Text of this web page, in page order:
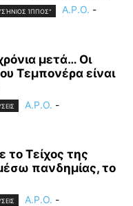
ΊΠΠΟΣ" A.P.O. -
μετά… Οι
Τεμπονέρα είναι
A.P.O. -
το Τείχος της
πανδημίας, το
A.P.O. -